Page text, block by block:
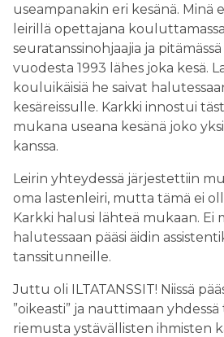
useampanakin eri kesänä. Minä
leirillä opettajana kouluttamassa
seuratanssinohjaajia ja
vuodesta 1993 lähes joka kesä.
kouluikäisiä he saivat
kesäreissulle. Karkki innostui
mukana useana kesänä joko
kanssa.
Leirin yhteydessä järjestettiin
oma lastenleiri, mutta tämä ei
Karkki halusi lähteä mukaan. Ei
halutessaan pääsi äidin
tanssitunneille.
Juttu oli ILTATANSSIT! Niissä
”oikeasti” ja nauttimaan yhdessä
riemusta ystävällisten ihmisten